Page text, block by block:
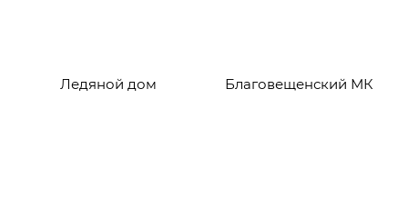
Ледяной дом Благовещенский МК